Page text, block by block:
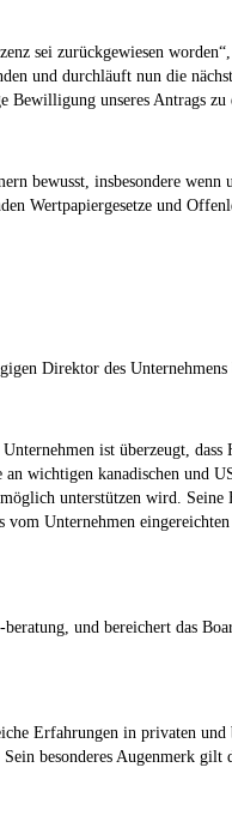
sei zurückgewiesen
und durchläuft nun die
unseres Antrags zu
bewusst, insbesondere
Wertpapiergesetze und
Direktor des
ist überzeugt,
wichtigen kanadischen und
unterstützen wird.
Unternehmen
und bereichert das
Erfahrungen in privaten
besonderes Augenmerk